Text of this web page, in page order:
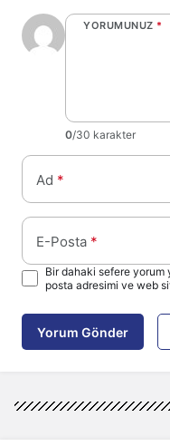
YORUMUNUZ *
0/30 karakter
Ad *
E-Posta *
Bir dahaki sefere yorum
posta adresimi ve web
Yorum Gönder